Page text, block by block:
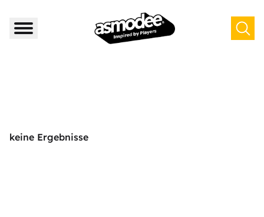
keine Ergebnisse